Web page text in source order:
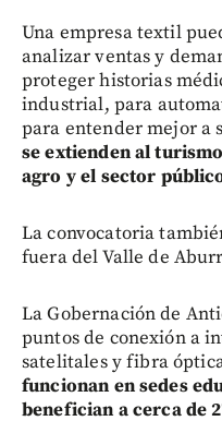
Una empresa textil
analizar ventas y
proteger historias
industrial, para
para entender mejor a
se extienden al
agro y el sector
La convocatoria
fuera del Valle de
La Gobernación de
puntos de conexión a
satelitales y fibra
funcionan en sedes
benefician a cerca de